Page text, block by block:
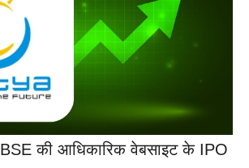
BSE की आधिकारिक वेबसाइट के IPO